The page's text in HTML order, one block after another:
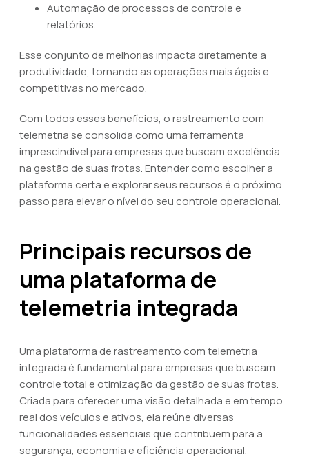
Automação de processos de controle e
relatórios.
Esse conjunto de melhorias impacta diretamente a
produtividade, tornando as operações mais ágeis e
competitivas no mercado.
Com todos esses benefícios, o rastreamento com
telemetria se consolida como uma ferramenta
imprescindível para empresas que buscam excelência
na gestão de suas frotas. Entender como escolher a
plataforma certa e explorar seus recursos é o próximo
passo para elevar o nível do seu controle operacional.
Principais recursos de
uma plataforma de
telemetria integrada
Uma plataforma de rastreamento com telemetria
integrada é fundamental para empresas que buscam
controle total e otimização da gestão de suas frotas.
Criada para oferecer uma visão detalhada e em tempo
real dos veículos e ativos, ela reúne diversas
funcionalidades essenciais que contribuem para a
segurança, economia e eficiência operacional.